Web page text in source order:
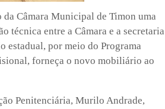
Câmara Municipal de Timon uma
técnica entre a Câmara e a secretaria
estadual, por meio do Programa
forneça o novo mobiliário ao
Penitenciária, Murilo Andrade,